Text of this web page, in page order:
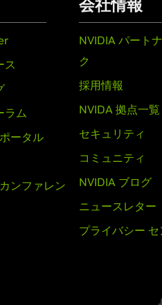
ス
ラム
ータル
ンファレン
会社情報
NVIDIA パート
ク
採用情報
NVIDA 拠点一覧
セキュリティ
コミュニティ
NVIDIA ブログ
ニュースレター
プライバシー セ